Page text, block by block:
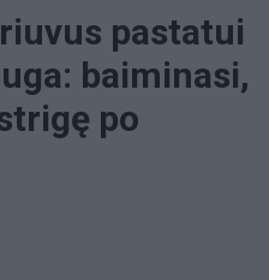
pastatui
baiminasi,
po